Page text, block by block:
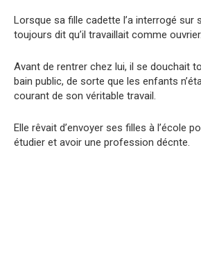
Lorsque sa fille cadette l’a interrogé sur
toujours dit qu’il travaillait comme ouvriеr.
Avant de rentrer chez lui, il se douchait
bain public, de sorte que les enfants
courant de son véritable travail.
Elle rêvait d’envoyer ses filles à l’école
étudier et avoir une profession décnte.